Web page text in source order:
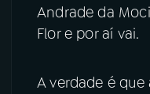
Andrade da
Flor e por aí vai.
A verdade é